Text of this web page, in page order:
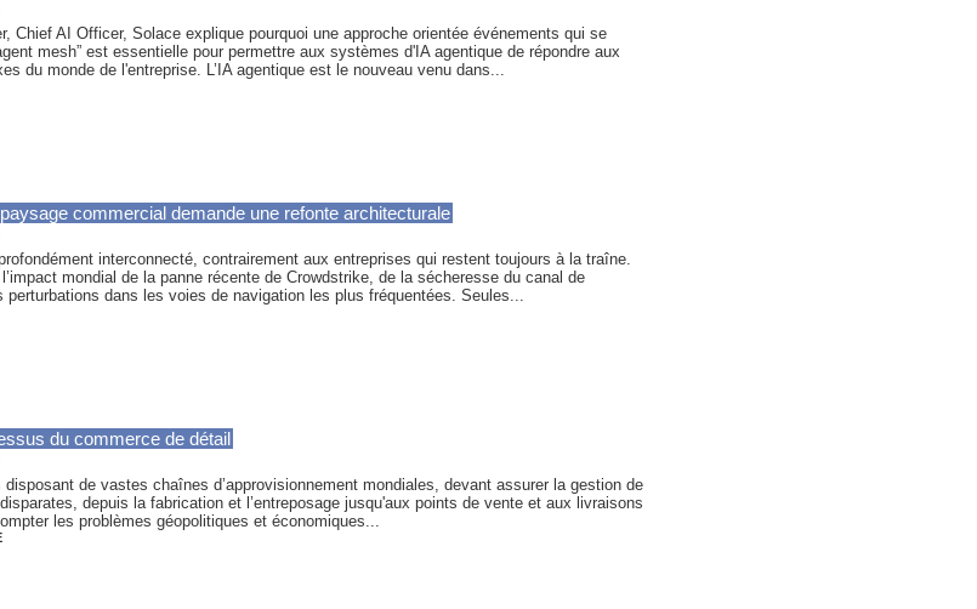
Chief AI Officer, Solace explique pourquoi une approche orientée événements qui se
mesh” est essentielle pour permettre aux systèmes d'IA agentique de répondre aux
du monde de l'entreprise. L’IA agentique est le nouveau venu dans...
commercial demande une refonte architecturale
interconnecté, contrairement aux entreprises qui restent toujours à la traîne.
mondial de la panne récente de Crowdstrike, de la sécheresse du canal de
perturbations dans les voies de navigation les plus fréquentées. Seules...
du commerce de détail
disposant de vastes chaînes d’approvisionnement mondiales, devant assurer la gestion de
depuis la fabrication et l’entreposage jusqu'aux points de vente et aux livraisons
les problèmes géopolitiques et économiques...